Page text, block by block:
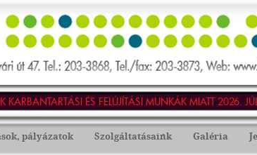
ÉS FELÚJÍTÁSI MUNKÁK MIATT 2026.
pályázatok Szolgáltatásaink Galéria